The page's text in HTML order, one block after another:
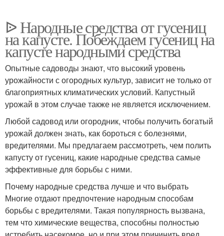
ᐉ Народные средства от гусениц
на капусте. Побеждаем гусениц на
капусте народными средства
Опытные садоводы знают, что высокий уровень
урожайности с огородных культур, зависит не только от
благоприятных климатических условий. Капустный
урожай в этом случае также не является исключением.
Любой садовод или огородник, чтобы получить богатый
урожай должен знать, как бороться с болезнями,
вредителями. Мы предлагаем рассмотреть, чем полить
капусту от гусениц, какие народные средства самые
эффективные для борьбы с ними.
Почему народные средства лучше и что выбрать
Многие отдают предпочтение народным способам
борьбы с вредителями. Такая популярность вызвана,
тем что химические вещества, способны полностью